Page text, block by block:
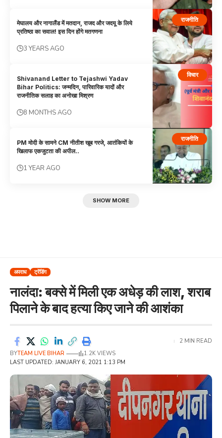
राजनीति
मेघालय और नागालैंड में मतदान, राजद और जदयू के लिये
प्रतिष्ठा का सवाल! इस दिन होंगे मतगणना
3 YEARS AGO
विचार
Shivanand Letter to Tejashwi Yadav
Bihar Politics: जन्मदिन, पारिवारिक यादों और
राजनीतिक सलाह का अनोखा मिश्रण
8 MONTHS AGO
राजनीति
PM मोदी के सामने CM नीतीश खूब गरजे, आतंकियों के
खिलाफ एकजुटता की अपील..
1 YEAR AGO
SHOW MORE
अपराध ट्रेंडिंग
नालंदा: बक्से में मिली एक अधेड़ की लाश, शराब
पिलाने के बाद हत्‍या किए जाने की आशंका
LAST UPDATED: JANUARY 6, 2021 1:13 PM
BYTEAM LIVE BIHAR 1.2K VIEWS
2 MIN READ